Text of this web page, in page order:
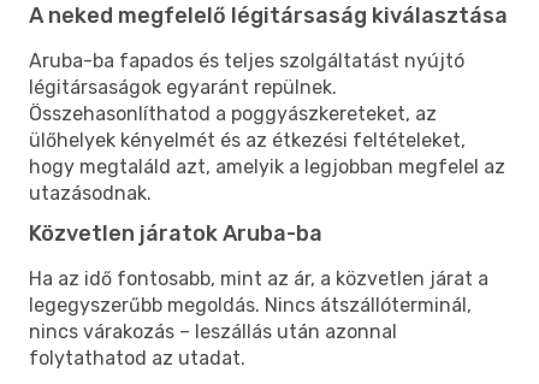
A neked megfelelő légitársaság kiválasztása
Aruba-ba fapados és teljes szolgáltatást nyújtó
légitársaságok egyaránt repülnek.
Összehasonlíthatod a poggyászkereteket, az
ülőhelyek kényelmét és az étkezési feltételeket,
hogy megtaláld azt, amelyik a legjobban megfelel az
utazásodnak.
Közvetlen járatok Aruba-ba
Ha az idő fontosabb, mint az ár, a közvetlen járat a
legegyszerűbb megoldás. Nincs átszállóterminál,
nincs várakozás – leszállás után azonnal
folytathatod az utadat.